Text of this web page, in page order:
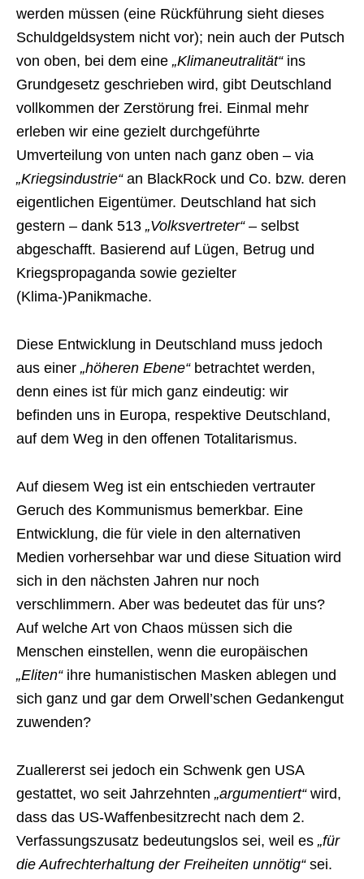
werden müssen (eine Rückführung sieht dieses
Schuldgeldsystem nicht vor); nein auch der Putsch
von oben, bei dem eine „Klimaneutralität“ins
Grundgesetz geschrieben wird, gibt Deutschland
vollkommen der Zerstörung frei. Einmal mehr
erleben wir eine gezielt durchgeführte
Umverteilung von unten nach ganz oben – via
„Kriegsindustrie“an BlackRock und Co. bzw. deren
eigentlichen Eigentümer. Deutschland hat sich
gestern – dank 513 „Volksvertreter“– selbst
abgeschafft. Basierend auf Lügen, Betrug und
Kriegspropaganda sowie gezielter
(Klima-)Panikmache.
Diese Entwicklung in Deutschland muss jedoch
aus einer „höheren Ebene“betrachtet werden,
denn eines ist für mich ganz eindeutig: wir
befinden uns in Europa, respektive Deutschland,
auf dem Weg in den offenen Totalitarismus.
Auf diesem Weg ist ein entschieden vertrauter
Geruch des Kommunismus bemerkbar. Eine
Entwicklung, die für viele in den alternativen
Medien vorhersehbar war und diese Situation wird
sich in den nächsten Jahren nur noch
verschlimmern. Aber was bedeutet das für uns?
Auf welche Art von Chaos müssen sich die
Menschen einstellen, wenn die europäischen
„Eliten“ihre humanistischen Masken ablegen und
sich ganz und gar dem Orwell’schen Gedankengut
zuwenden?
Zuallererst sei jedoch ein Schwenk gen USA
gestattet, wo seit Jahrzehnten „argumentiert“wird,
dass das US-Waffenbesitzrecht nach dem 2.
Verfassungszusatz bedeutungslos sei, weil es „für
die Aufrechterhaltung der Freiheiten unnötig“sei.